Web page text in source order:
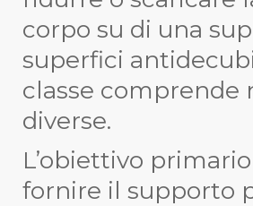
corpo su di una
superfici
classe
diverse.
L’obiettivo
fornire il supporto